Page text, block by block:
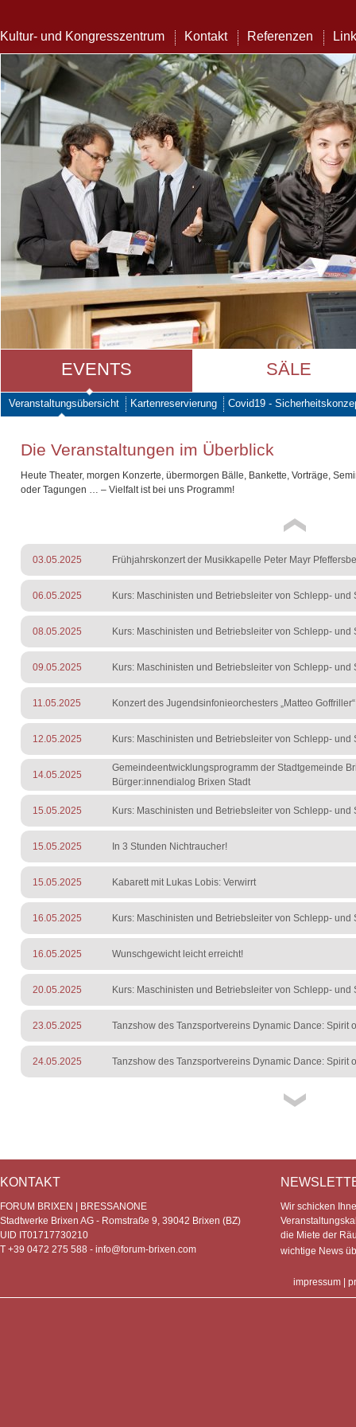
Kultur- und Kongresszentrum Kontakt Referenzen
EVENTS SÄLE
Veranstaltungsübersicht Kartenreservierung Covid19 -
Die Veranstaltungen im Überblick
Heute Theater, morgen Konzerte, übermorgen Bälle, Bankette, Vorträge,
oder Tagungen … – Vielfalt ist bei uns Programm!
03.05.2025 Frühjahrskonzert der Musikkapelle Peter Mayr
06.05.2025 Kurs: Maschinisten und Betriebsleiter von Schlepp- und
08.05.2025 Kurs: Maschinisten und Betriebsleiter von Schlepp- und
09.05.2025 Kurs: Maschinisten und Betriebsleiter von Schlepp- und
11.05.2025 Konzert des Jugendsinfonieorchesters „Matteo
12.05.2025 Kurs: Maschinisten und Betriebsleiter von Schlepp- und
14.05.2025
Gemeindeentwicklungsprogramm der Stadtgemeinde
Bürger:innendialog Brixen Stadt
15.05.2025 Kurs: Maschinisten und Betriebsleiter von Schlepp- und
15.05.2025 In 3 Stunden Nichtraucher!
15.05.2025 Kabarett mit Lukas Lobis: Verwirrt
16.05.2025 Kurs: Maschinisten und Betriebsleiter von Schlepp- und
16.05.2025 Wunschgewicht leicht erreicht!
20.05.2025 Kurs: Maschinisten und Betriebsleiter von Schlepp- und
23.05.2025 Tanzshow des Tanzsportvereins Dynamic Dance: Spirit
24.05.2025 Tanzshow des Tanzsportvereins Dynamic Dance: Spirit
KONTAKT
FORUM BRIXEN | BRESSANONE
Stadtwerke Brixen AG - Romstraße 9, 39042 Brixen (BZ)
UID IT01717730210
T +39 0472 275 588 - info@forum-brixen.com
Wir schicken
die Miete der
wichtige News
impressum